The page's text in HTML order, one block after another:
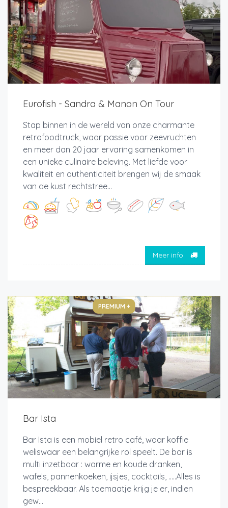
Eurofish - Sandra & Manon On Tour
Stap binnen in de wereld van onze charmante
retrofoodtruck, waar passie voor zeevruchten
en meer dan 20 jaar ervaring samenkomen in
een unieke culinaire beleving. Met liefde voor
kwaliteit en authenticiteit brengen wij de smaak
van de kust rechtstree...
Meer info
PREMIUM +
Bar Ista
Bar Ista is een mobiel retro café, waar koffie
weliswaar een belangrijke rol speelt. De bar is
multi inzetbaar : warme en koude dranken,
wafels, pannenkoeken, ijsjes, cocktails, .....Alles is
bespreekbaar. Als toemaatje krijg je er, indien
gew...